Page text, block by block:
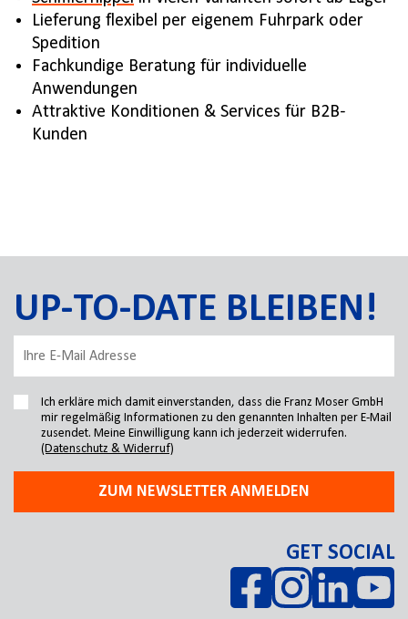
Lieferung flexibel per eigenem Fuhrpark oder
Spedition
Fachkundige Beratung für individuelle
Anwendungen
Attraktive Konditionen & Services für B2B-
Kunden
UP-TO-DATE BLEIBEN!
Ich erkläre mich damit einverstanden, dass die Franz Moser GmbH
mir regelmäßig Informationen zu den genannten Inhalten per E-Mail
zusendet. Meine Einwilligung kann ich jederzeit widerrufen.
(Datenschutz & Widerruf)
ZUM NEWSLETTER ANMELDEN
GET SOCIAL